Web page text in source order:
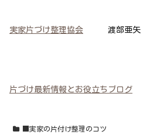
実家片づけ整理協会 渡部亜矢
片づけ最新情報とお役立ちブログ
■実家の片付け整理のコツ